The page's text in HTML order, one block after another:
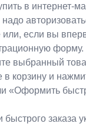
в интернет-
или, если вы
выбранный
в корзину и
«Оформить
заказа